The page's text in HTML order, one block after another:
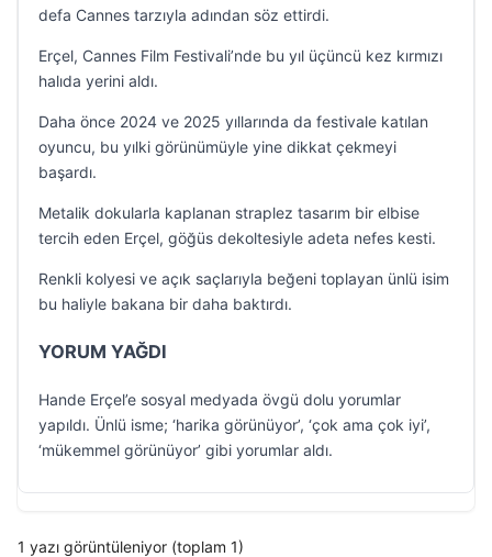
defa Cannes tarzıyla adından söz ettirdi.
Erçel, Cannes Film Festivali’nde bu yıl üçüncü kez kırmızı
halıda yerini aldı.
Daha önce 2024 ve 2025 yıllarında da festivale katılan
oyuncu, bu yılki görünümüyle yine dikkat çekmeyi
başardı.
Metalik dokularla kaplanan straplez tasarım bir elbise
tercih eden Erçel, göğüs dekoltesiyle adeta nefes kesti.
Renkli kolyesi ve açık saçlarıyla beğeni toplayan ünlü isim
bu haliyle bakana bir daha baktırdı.
YORUM YAĞDI
Hande Erçel’e sosyal medyada övgü dolu yorumlar
yapıldı. Ünlü isme; ‘harika görünüyor’, ‘çok ama çok iyi’,
‘mükemmel görünüyor’ gibi yorumlar aldı.
1 yazı görüntüleniyor (toplam 1)